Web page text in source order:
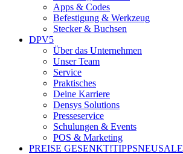
Apps & Codes
Befestigung & Werkzeug
Stecker & Buchsen
DPV5
Über das Unternehmen
Unser Team
Service
Praktisches
Deine Karriere
Densys Solutions
Presseservice
Schulungen & Events
POS & Marketing
PREISE GESENKT!TIPPSNEUSALE